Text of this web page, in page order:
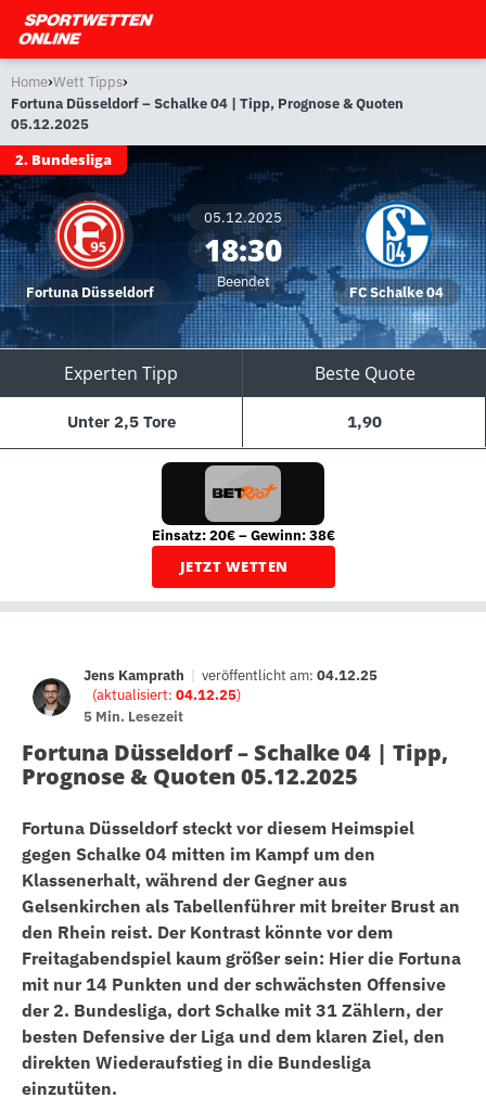
Home›Wett Tipps›
Fortuna Düsseldorf – Schalke 04 | Tipp, Prognose & Quoten
05.12.2025
2. Bundesliga
Fortuna Düsseldorf
05.12.2025
18:30
Beendet
FC Schalke 04
Experten Tipp Beste Quote
Unter 2,5 Tore 1,90
Einsatz: 20€ – Gewinn: 38€
JETZT WETTEN
Jens Kamprath | veröffentlicht am: 04.12.25
(aktualisiert: 04.12.25)
5 Min. Lesezeit
Fortuna Düsseldorf – Schalke 04 | Tipp,
Prognose & Quoten 05.12.2025
Fortuna Düsseldorf steckt vor diesem Heimspiel
gegen Schalke 04 mitten im Kampf um den
Klassenerhalt, während der Gegner aus
Gelsenkirchen als Tabellenführer mit breiter Brust an
den Rhein reist. Der Kontrast könnte vor dem
Freitagabendspiel kaum größer sein: Hier die Fortuna
mit nur 14 Punkten und der schwächsten Offensive
der 2. Bundesliga, dort Schalke mit 31 Zählern, der
besten Defensive der Liga und dem klaren Ziel, den
direkten Wiederaufstieg in die Bundesliga
einzutüten.